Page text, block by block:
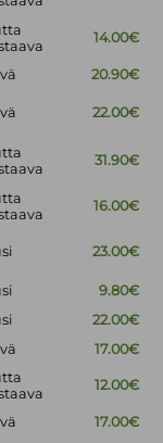
14.00€
20.90€
22.00€
31.90€
16.00€
23.00€
9.80€
22.00€
17.00€
12.00€
17.00€